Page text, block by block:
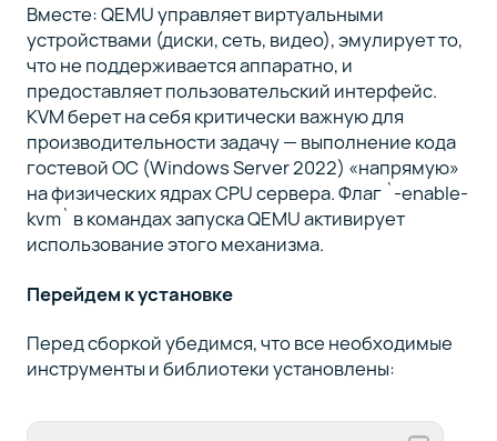
Вместе: QEMU управляет виртуальными
устройствами (диски, сеть, видео), эмулирует то,
что не поддерживается аппаратно, и
предоставляет пользовательский интерфейс.
KVM берет на себя критически важную для
производительности задачу — выполнение кода
гостевой ОС (Windows Server 2022) «напрямую»
на физических ядрах CPU сервера. Флаг `-enable-
kvm` в командах запуска QEMU активирует
использование этого механизма.
Перейдем к установке
Перед сборкой убедимся, что все необходимые
инструменты и библиотеки установлены: